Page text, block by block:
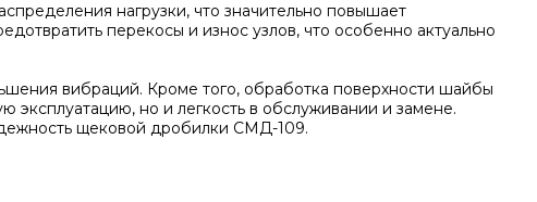
нагрузки, что значительно повышает
перекосы и износ узлов, что особенно актуально
вибраций. Кроме того, обработка поверхности шайбы
эксплуатацию, но и легкость в обслуживании и замене.
щековой дробилки СМД-109.